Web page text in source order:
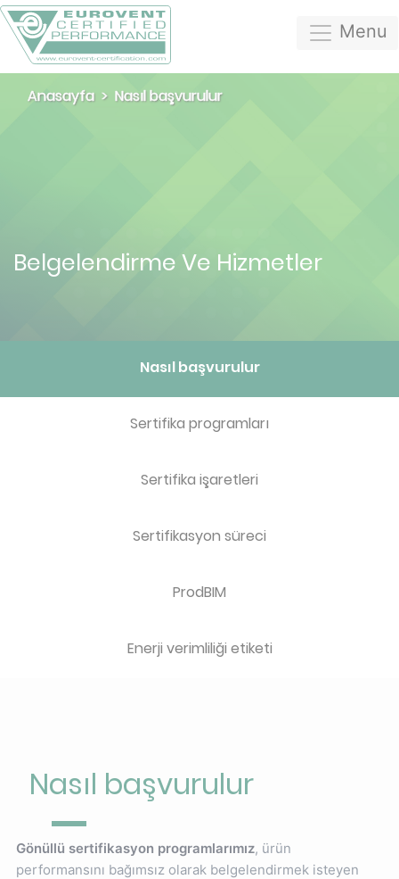
Menu
Anasayfa Nasıl başvurulur
Belgelendirme Ve Hizmetler
Nasıl başvurulur
Sertifika programları
Sertifika işaretleri
Sertifikasyon süreci
ProdBIM
Enerji verimliliği etiketi
Nasıl başvurulur
Gönüllü sertifikasyon programlarımız, ürün
performansını bağımsız olarak belgelendirmek isteyen